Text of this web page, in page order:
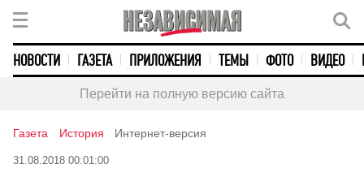
НОВОСТИ ГАЗЕТА ПРИЛОЖЕНИЯ ТЕМЫ ФОТО ВИДЕО
Перейти на полную версию сайта
Газета История Интернет-версия
31.08.2018 00:01:00